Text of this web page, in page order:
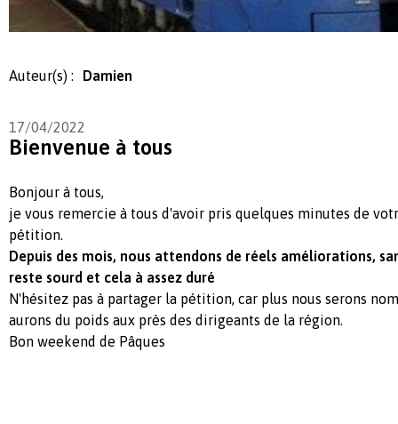
Auteur(s) : Damien
17/04/2022
Bienvenue à tous
Bonjour à tous,
je vous remercie à tous d'avoir pris quelques minutes de
pétition.
Depuis des mois, nous attendons de réels améliorations,
reste sourd et cela à assez duré
N'hésitez pas à partager la pétition, car plus nous serons
aurons du poids aux près des dirigeants de la région.
Bon weekend de Pâques